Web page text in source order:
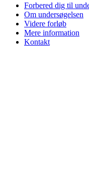
Forbered dig til
Om undersøgelsen
Videre forløb
Mere information
Kontakt